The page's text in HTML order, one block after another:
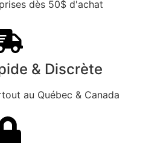
dès 50$ d'achat
& Discrète
au Québec & Canada